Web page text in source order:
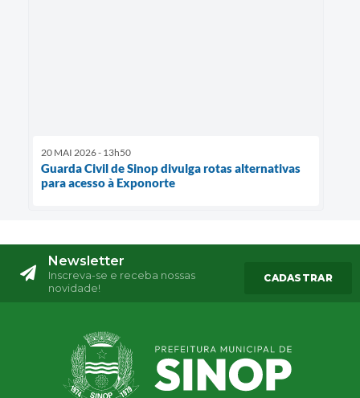
20 MAI 2026 - 13h50
Guarda Civil de Sinop divulga rotas alternativas
para acesso à Exponorte
Newsletter
Inscreva-se e receba nossas
novidade!
CADASTRAR